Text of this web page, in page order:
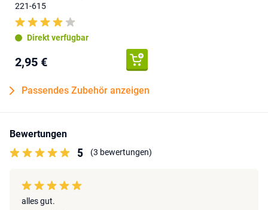
221-615
Direkt verfügbar
2,95 €
Passendes Zubehör anzeigen
Bewertungen
5 (3 bewertungen)
alles gut.